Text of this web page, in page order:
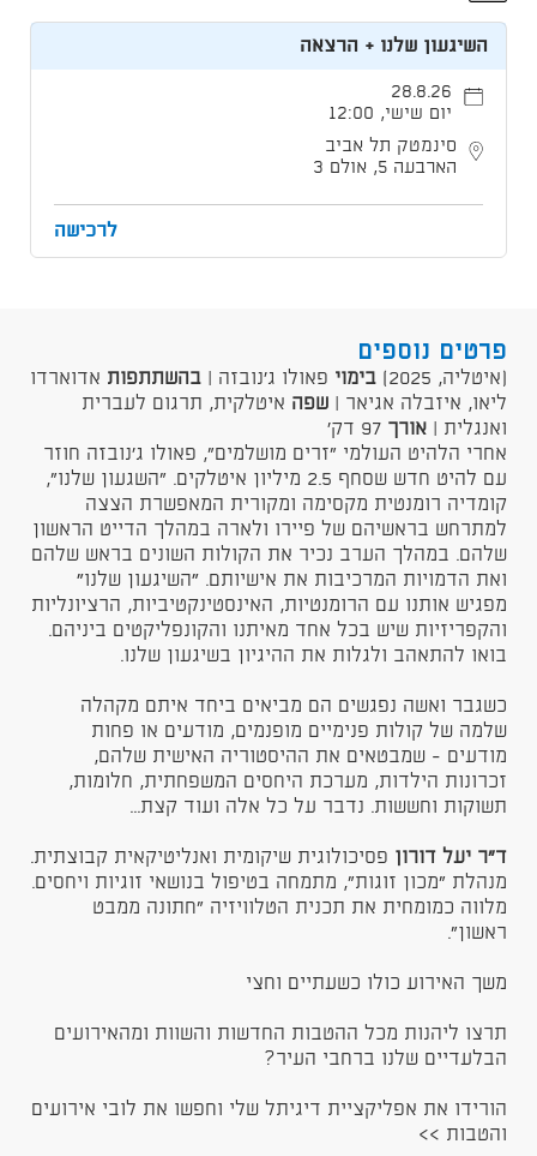
השיגעון שלנו + הרצאה
28.8.26
יום שישי, 12:00
סינמטק תל אביב
הארבעה 5, אולם 3
לרכישה
פרטים נוספים
(איטליה, 2025) בימוי פאולו ג'נובזה | בהשתתפות אדוארדו
ליאו, איזבלה אגיאר | שפה איטלקית, תרגום לעברית
ואנגלית​ | אורך 97 דק'
אחרי הלהיט העולמי "זרים מושלמים", פאולו ג'נובזה חוזר
עם להיט חדש שסחף 2.5 מיליון איטלקים. "השגעון שלנו",
קומדיה רומנטית מקסימה ומקורית המאפשרת הצצה
למתרחש בראשיהם של פיירו ולארה במהלך הדייט הראשון
שלהם. במהלך הערב נכיר את הקולות השונים בראש שלהם
ואת הדמויות המרכיבות את אישיותם. ״השיגעון שלנו״
מפגיש אותנו עם הרומנטיות, האינסטינקטיביות, הרציונליות
והקפריזיות שיש בכל אחד מאיתנו והקונפליקטים ביניהם.
בואו להתאהב ולגלות את ההיגיון בשיגעון שלנו.
כשגבר ואשה נפגשים הם מביאים ביחד איתם מקהלה
שלמה של קולות פנימיים מופנמים, מודעים או פחות
מודעים - שמבטאים את ההיסטוריה האישית שלהם,
זכרונות הילדות, מערכת היחסים המשפחתית, חלומות,
תשוקות וחששות. נדבר על כל אלה ועוד קצת...
ד"ר יעל דורון פסיכולוגית שיקומית ואנליטיקאית קבוצתית.
מנהלת "מכון זוגות", מתמחה בטיפול בנושאי זוגיות ויחסים.
מלווה כמומחית את תכנית הטלוויזיה "חתונה ממבט
ראשון".
משך האירוע כולו כשעתיים וחצי
​תרצו ליהנות מכל ההטבות החדשות והשוות ומהאירועים
הבלעדיים שלנו ברחבי העיר?
הורידו את אפליקציית דיגיתל שלי וחפשו את לובי אירועים
והטבות >>